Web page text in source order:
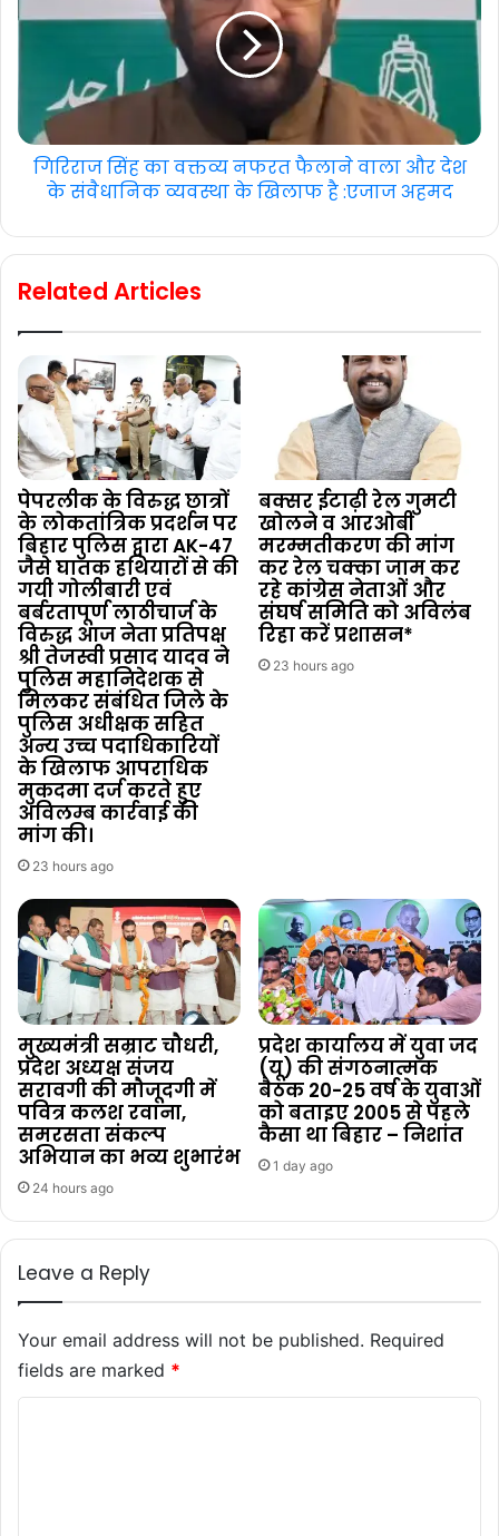
गिरिराज सिंह का वक्तव्य नफरत फैलाने वाला और देश
के संवैधानिक व्यवस्था के खिलाफ ‌है :एजाज अहमद
Related Articles
पेपरलीक के विरुद्ध छात्रों
के लोकतांत्रिक प्रदर्शन पर
बिहार पुलिस द्वारा AK-47
जैसे घातक हथियारों से की
गयी गोलीबारी एवं
बर्बरतापूर्ण लाठीचार्ज के
विरुद्ध आज नेता प्रतिपक्ष
श्री तेजस्वी प्रसाद यादव ने
पुलिस महानिदेशक से
मिलकर संबंधित जिले के
पुलिस अधीक्षक सहित
अन्य उच्च पदाधिकारियों
के खिलाफ आपराधिक
मुकदमा दर्ज करते हुए
अविलम्ब कार्रवाई की
मांग की।
23 hours ago
बक्सर ईटाढ़ी रेल गुमटी
खोलने व आरओबी
मरम्मतीकरण की मांग
कर रेल चक्का जाम कर
रहे कांग्रेस नेताओं और
संघर्ष समिति को अविलंब
रिहा करें प्रशासन*
23 hours ago
मुख्यमंत्री सम्राट चौधरी,
प्रदेश अध्यक्ष संजय
सरावगी की मौजूदगी में
पवित्र कलश रवाना,
समरसता संकल्प
अभियान का भव्य शुभारंभ
24 hours ago
प्रदेश कार्यालय में युवा जद
(यू) की संगठनात्मक
बैठक 20-25 वर्ष के युवाओं
को बताइए 2005 से पहले
कैसा था बिहार – निशांत
1 day ago
Leave a Reply
Your email address will not be published. Required
fields are marked *